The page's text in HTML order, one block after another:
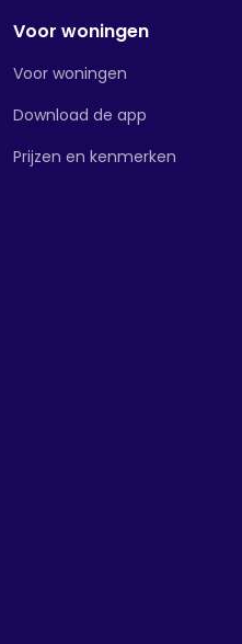
Voor woningen
Voor woningen
Download de app
Prijzen en kenmerken